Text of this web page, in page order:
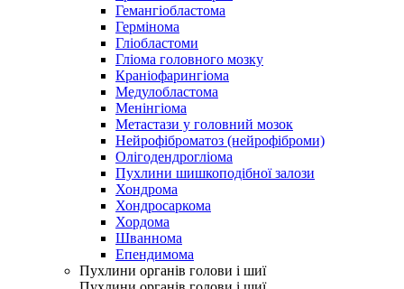
Гемангіобластома
Гермінома
Гліобластоми
Гліома головного мозку
Краніофарингіома
Медулобластома
Менінгіома
Метастази у головний мозок
Нейрофіброматоз (нейрофіброми)
Олігодендрогліома
Пухлини шишкоподібної залози
Хондрома
Хондросаркома
Хордома
Шваннома
Епендимома
Пухлини органів голови і шиї